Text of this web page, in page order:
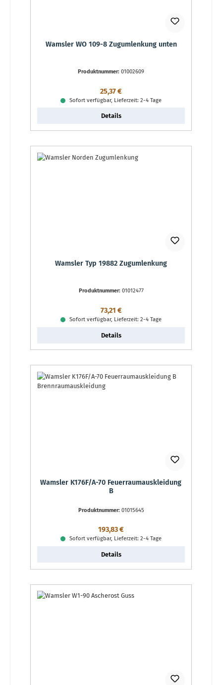
Wamsler WO 109-8 Zugumlenkung unten
Produktnummer: 01002609
Regulärer Preis:
25,37 €
Sofort verfügbar, Lieferzeit: 2-4 Tage
Details
Wamsler Typ 19882 Zugumlenkung
Produktnummer: 01012477
Regulärer Preis:
73,21 €
Sofort verfügbar, Lieferzeit: 2-4 Tage
Details
Wamsler K176F/A-70 Feuerraumauskleidung
B
Produktnummer: 01015645
Regulärer Preis:
193,83 €
Sofort verfügbar, Lieferzeit: 2-4 Tage
Details